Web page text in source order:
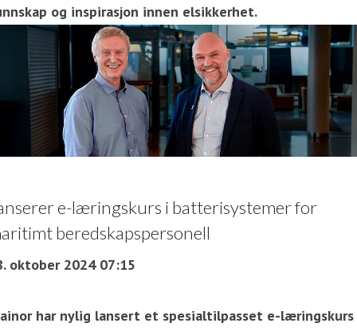
og inspirasjon innen elsikkerhet.
e-læringskurs i batterisystemer for
beredskapspersonell
oktober 2024 07:15
har nylig lansert et spesialtilpasset e-læringskurs